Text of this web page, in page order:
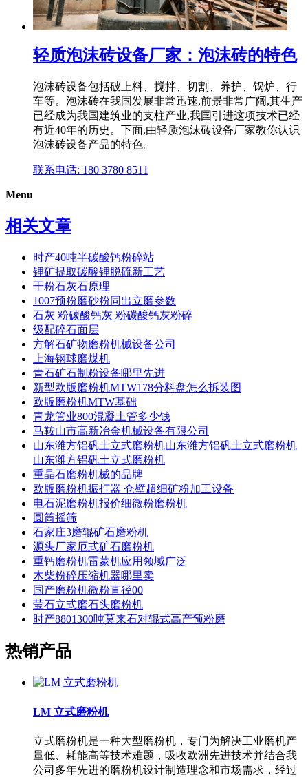
轻质泡沫砖设备厂家：泡沫砖的特色
泡沫砖设备包括破上料、搅拌、切割、养护、锅炉、行
车等。泡沫砖在我国发展非常迅速,前景非常广阔,其生产
已经成为我国建筑业的支柱产业,我国引进这项技术已经
有近40年的历史。下面,由轻质泡沫砖设备厂家教你认识
泡沫砖设备产品的特色。
联系电话: 180 3780 8511
Menu
相关文章
时产40吨半碳酸钙粉碎站
锂矿提取碳酸锂脱硫新工艺
干粉石灰石原理
1007预粉磨砂粉同出立磨参数
石灰 粉碳酸钙灰 粉碳酸钙灰粉碎
级配碎石面层
方解石矿物磨粉机械设备公司
上海钢球磨煤机
青石矿石制粉设备哪里先进
新型欧版磨粉机MTW178分料盘怎么拆装图
欧版磨粉机MTW基础
青龙管业800混凝土管多少钱
马鞍山市高新冶金机械设备有限公司
山东潍方铝矾土立式磨粉机山东潍方铝矾土立式磨粉机
山东潍方铝矾土立式磨粉机
重晶石磨粉机械的品牌
欧版磨粉机振打器 仓壁超细矿粉加工设备
电石泥磨粉机报价细微粉磨粉机
圆筒摇筛
石家庄3磨辊矿石磨粉机
源头厂家厄式矿石磨粉机
重钙磨粉机雷蒙机应用领域广泛
木柴粉碎压缩机器哪里卖
国产磨粉机微粉直径00
莹石立式磨石头磨粉机
时产8801300吨莫来石对辊式高产预粉磨
热销产品
LM 立式磨粉机
立式磨粉机是一种大型磨粉机，专门为解决工业磨机产
量低、耗能高等技术难题，吸收欧洲先进技术并结合我
公司多年先进的磨粉机设计制造理念和市场需求，经过